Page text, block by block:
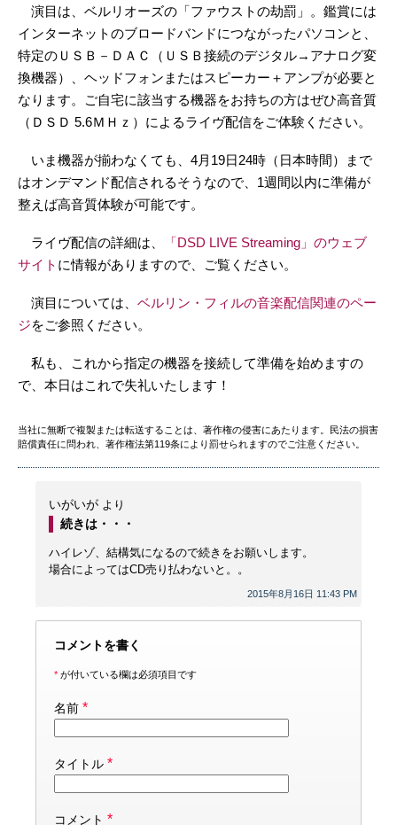
演目は、ベルリオーズの「ファウストの劫罰」。鑑賞には
インターネットのブロードバンドにつながったパソコンと、
特定のＵＳＢ－ＤＡＣ（ＵＳＢ接続のデジタル→アナログ変
換機器）、ヘッドフォンまたはスピーカー＋アンプが必要と
なります。ご自宅に該当する機器をお持ちの方はぜひ高音質
（ＤＳＤ 5.6ＭＨｚ）によるライヴ配信をご体験ください。
いま機器が揃わなくても、4月19日24時（日本時間）まで
はオンデマンド配信されるそうなので、1週間以内に準備が
整えば高音質体験が可能です。
ライヴ配信の詳細は、
「DSD LIVE Streaming」のウェブ
サイト に情報がありますので、ご覧ください。
演目については、 ベルリン・フィルの音楽配信関連のペー
ジをご参照ください。
私も、これから指定の機器を接続して準備を始めますの
で、本日はこれで失礼いたします！
当社に無断で複製または転送することは、著作権の侵害にあたります。民法の損害
賠償責任に問われ、著作権法第119条により罰せられますのでご注意ください。
いがいが より
2015年8月16日 11:43 PM
続きは・・・
ハイレゾ、結構気になるので続きをお願いします。
場合によってはCD売り払わないと。。
コメントを書く
* が付いている欄は必須項目です
名前 *
タイトル *
コメント *